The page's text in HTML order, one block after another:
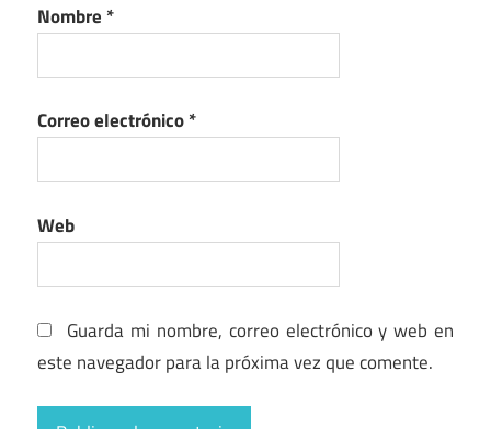
Nombre *
Correo electrónico*
Web
Guarda mi nombre, correo electrónico y web en
este navegador para la próxima vez que comente.